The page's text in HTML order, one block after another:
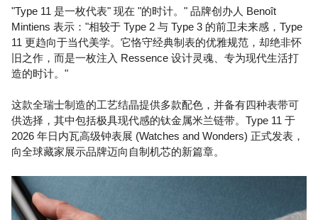
"Type 11 是一枚代表" 现在 "的时计。" 品牌创办人 Benoît
Mintiens 表示："相较于 Type 2 与 Type 3 的前卫未来感，Type
11 更趋向于当代美学。它恪守经典制表的优雅规范，却绝非怀
旧之作，而是一枚注入 Ressence 设计灵魂、专为现代生活打
造的时计。"
这款全瑞士制造的工艺结晶提供多款配色，并备有四种表带可
供选择，其中包括极具现代感的钛金属米兰链带。Type 11 于
2026 年日内瓦高级钟表展 (Watches and Wonders) 正式发表，
向全球藏家展示品牌迈向自制机芯的新篇章。